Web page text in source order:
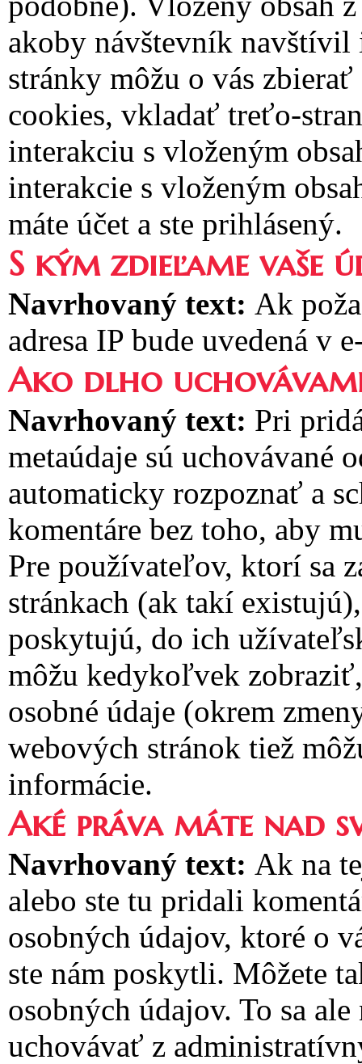
akoby návštevník
stránky môžu o vás
cookies, vkladať treťo-
interakciu s vloženým
interakcie s vloženým
máte účet a ste prihlásený.
S kým zdieľame vaše
Navrhovaný text: Ak
adresa IP bude uvedená v
Ako dlho
Navrhovaný text: Pri
metaúdaje sú uchovávané
automaticky rozpoznať a
komentáre bez toho, aby
Pre používateľov, ktorí sa
stránkach (ak takí
poskytujú, do ich
môžu kedykoľvek
osobné údaje (okrem
webových stránok tiež
informácie.
Aké práva máte nad
Navrhovaný text: Ak na
alebo ste tu pridali
osobných údajov, ktoré o
ste nám poskytli. Môžete
osobných údajov. To sa
uchovávať z